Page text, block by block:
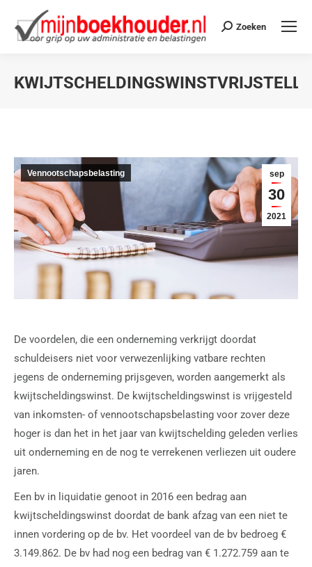
Zoeken
sep
30
2021
Vennootschapsbelasting
De voordelen, die een onderneming verkrijgt doordat
schuldeisers niet voor verwezenlijking vatbare rechten
jegens de onderneming prijsgeven, worden aangemerkt als
kwijtscheldingswinst. De kwijtscheldingswinst is vrijgesteld
van inkomsten- of vennootschapsbelasting voor zover deze
hoger is dan het in het jaar van kwijtschelding geleden verlies
uit onderneming en de nog te verrekenen verliezen uit oudere
jaren.
Een bv in liquidatie genoot in 2016 een bedrag aan
kwijtscheldingswinst doordat de bank afzag van een niet te
innen vordering op de bv. Het voordeel van de bv bedroeg €
3.149.862. De bv had nog een bedrag van € 1.272.759 aan te